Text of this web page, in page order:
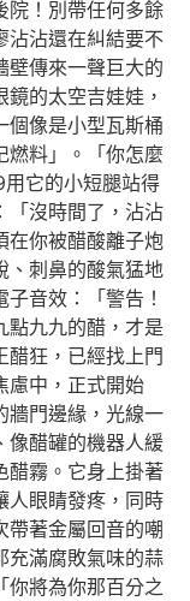
院！別帶任何多餘
沾還在糾結要不
壁傳來一聲巨大的
的太空吉娃娃，
個像是小型瓦斯桶
燃料」。「你怎麼
它的小短腿站得
「沒時間了，沾沾
在你被醋酸離子炮
、刺鼻的酸氣猛地
音效：「警告！
點九九的醋，才是
醋狂，已經找上門
慮中，正式開始
牆門邊緣，光線一
像醋罐的機器人緩
醋霧。它身上掛著
人眼睛發疼，同時
帶著金屬回音的嘲
充滿腐敗氣味的蒜
你將為你那百分之